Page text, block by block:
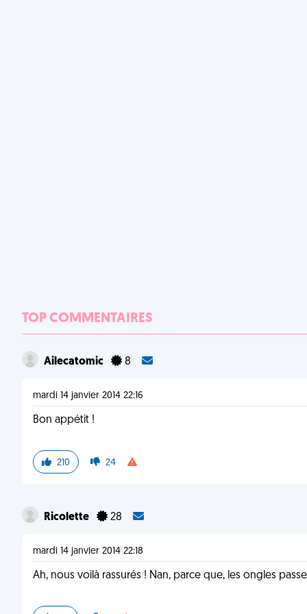
TOP COMMENTAIRES
Ailecatomic 8
mardi 14 janvier 2014 22:16
Bon appétit !
210 24
Ricolette 28
mardi 14 janvier 2014 22:18
Ah, nous voilà rassurés ! Nan, parce que, les ongles